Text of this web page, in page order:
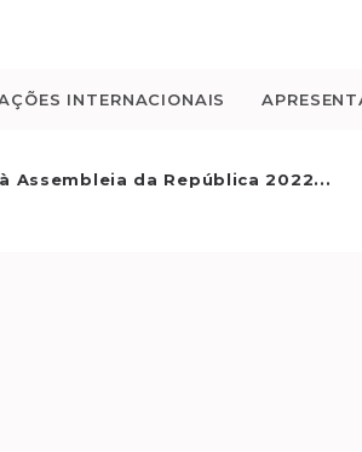
INTERNACIONAIS
Assembleia da República 2022...